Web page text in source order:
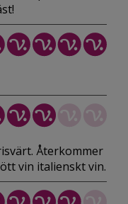
Återkommer
vin italienskt vin.